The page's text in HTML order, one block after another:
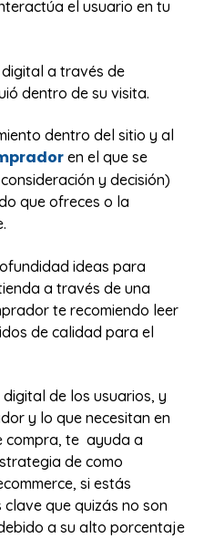
el usuario en tu
a través de
dentro de su visita.
dentro del sitio y al
en el que se
y decisión)
que ofreces o la
ideas para
a través de una
te recomiendo leer
de calidad para el
de los usuarios, y
y lo que necesitan en
compra, te ayuda a
de como
si estás
que quizás no son
a su alto porcentaje